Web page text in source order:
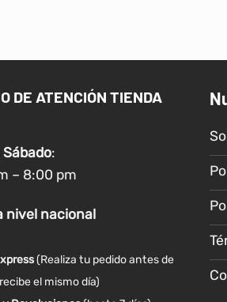
variantes.
opciones
elegir
en
página
producto
variantes.
opciones
producto
DE ATENCIÓN TIENDA
Sábado:
– 8:00 pm
nivel nacional
(Realiza tu pedido antes de
el mismo día)